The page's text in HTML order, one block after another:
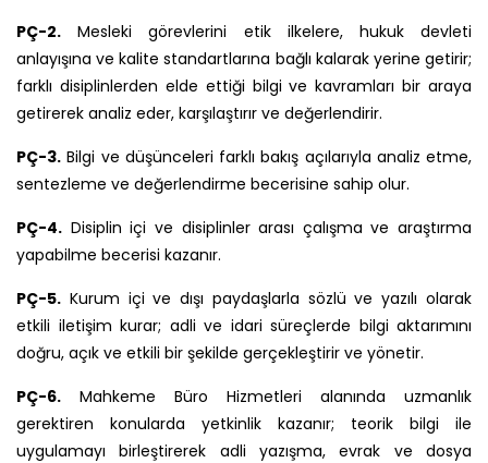
PÇ-2. Mesleki görevlerini etik ilkelere, hukuk devleti
anlayışına ve kalite standartlarına bağlı kalarak yerine getirir;
farklı disiplinlerden elde ettiği bilgi ve kavramları bir araya
getirerek analiz eder, karşılaştırır ve değerlendirir.
PÇ-3. Bilgi ve düşünceleri farklı bakış açılarıyla analiz etme,
sentezleme ve değerlendirme becerisine sahip olur.
PÇ-4. Disiplin içi ve disiplinler arası çalışma ve araştırma
yapabilme becerisi kazanır.
PÇ-5. Kurum içi ve dışı paydaşlarla sözlü ve yazılı olarak
etkili iletişim kurar; adli ve idari süreçlerde bilgi aktarımını
doğru, açık ve etkili bir şekilde gerçekleştirir ve yönetir.
PÇ-6. Mahkeme Büro Hizmetleri alanında uzmanlık
gerektiren konularda yetkinlik kazanır; teorik bilgi ile
uygulamayı birleştirerek adli yazışma, evrak ve dosya